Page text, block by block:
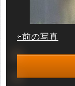
⇦前の写真